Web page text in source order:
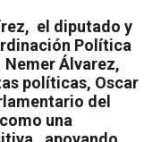
el diputado y
Política
Nemer Álvarez,
políticas, Oscar
del
como una